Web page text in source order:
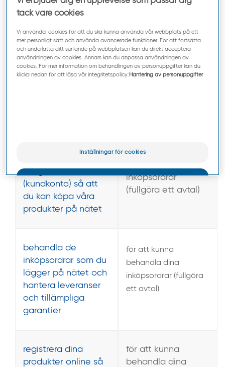
som du ställer via e-
post,
kontaktformulär och
chattar
för att skydda
rättmätiga intressen
när behandling
krävs för
hanteringen av vår
ett gästkonto
(kundkonto) så att
du kan köpa våra
produkter på nätet
för att kunna
inköpsordrar
(fullgöra ett avtal)
behandla de
inköpsordrar som du
lägger på nätet och
hantera leveranser
och tillämpliga
garantier
för att kunna
behandla dina
inköpsordrar (fullgöra
ett avtal)
registrera dina
produkter online så
för att kunna
behandla dina
tack vare cookies
Vi använder cookies för att du ska kunna använda vår webbplats på ett
mer personligt sätt och använda avancerade funktioner. För att fortsätta
och underlätta ditt surfande på webbplatsen kan du direkt acceptera
användningen av cookies. Annars kan du anpassa användningen av
cookies. För mer information om behandlingen av personuppgifter kan du
klicka nedan för att läsa vår integritetspolicy: Hantering av personuppgifter
Inställningar för cookies